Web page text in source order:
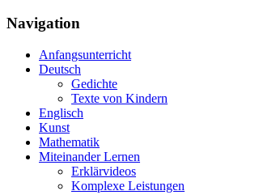
Navigation
Anfangsunterricht
Deutsch
Gedichte
Texte von Kindern
Englisch
Kunst
Mathematik
Miteinander Lernen
Erklärvideos
Komplexe Leistungen